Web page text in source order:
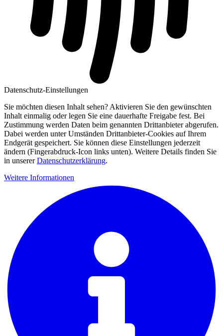
Datenschutz-Einstellungen
Sie möchten diesen Inhalt sehen? Aktivieren Sie den gewünschten
Inhalt einmalig oder legen Sie eine dauerhafte Freigabe fest. Bei
Zustimmung werden Daten beim genannten Drittanbieter abgerufen.
Dabei werden unter Umständen Drittanbieter-Cookies auf Ihrem
Endgerät gespeichert. Sie können diese Einstellungen jederzeit
ändern (Fingerabdruck-Icon links unten). Weitere Details finden Sie
in unsererDatenschutzerklärung.
Weitere Informationen